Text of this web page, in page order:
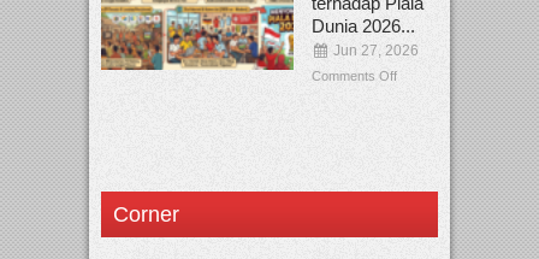
Dunia 2026...
Jun 27, 2026
Comments Off
Corner